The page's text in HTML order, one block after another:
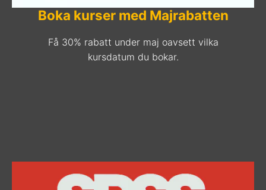
Boka kurser med Majrabatten
Få 30% rabatt under maj oavsett vilka
kursdatum du bokar.